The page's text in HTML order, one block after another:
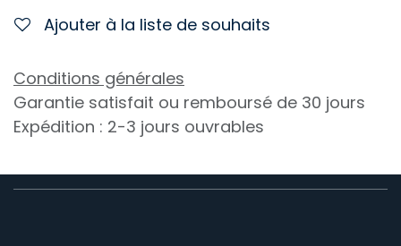
Ajouter à la liste de souhaits
Conditions générales
Garantie satisfait ou remboursé de 30 jours
Expédition : 2-3 jours ouvrables